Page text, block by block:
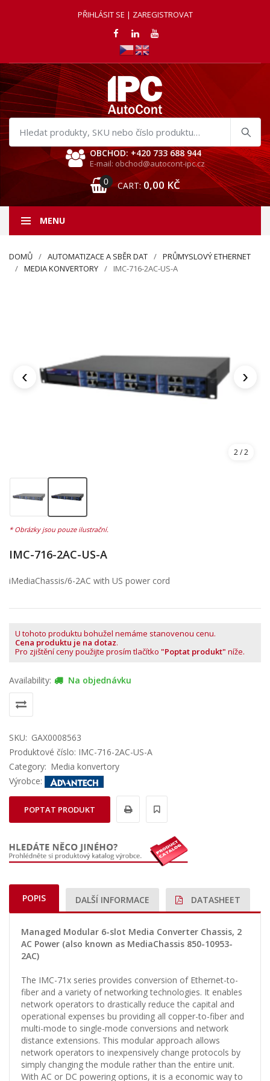
PŘIHLÁSIT SE | ZAREGISTROVAT
Hledat
produkty
OBCHOD: +420 733 688 944
E-mail: obchod@autocont-ipc.cz
0 CART: 0,00 KČ
MENU
DOMŮ AUTOMATIZACE A SBĚR DAT
PRŮMYSLOVÝ ETHERNET
MEDIA KONVERTORY
IMC-716-2AC-US-A
‹ ›
2/ 2
IMC-716-2AC-US-A
iMediaChassis/6-2AC with US power cord
U tohoto produktu bohužel nemáme stanovenou cenu.
Cena produktu je na dotaz.
Pro zjištění ceny použijte prosím tlačítko "Poptat produkt" níže.
Availability: Na objednávku
SKU: GAX0008563
Produktové číslo: IMC-716-2AC-US-A
Category: Media konvertory
Výrobce:
POPTAT PRODUKT
POPIS DALŠÍ INFORMACE DATASHEET
Managed Modular 6-slot Media Converter Chassis, 2
AC Power (also known as MediaChassis 850-10953-
2AC)
The IMC-71x series provides conversion of Ethernet-to-
fiber and a variety of networking technologies. It enables
network operators to drastically reduce the capital and
operational expenses bu providing all copper-to-fiber and
multi-mode to single-mode conversions and network
distance extensions. This modular approach allows
network operators to inexpensively change protocols by
simply changing the module rather than the entire unit.
With AC or DC powering options, it is a economic way to